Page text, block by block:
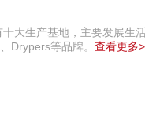
大生产基地，主要发展生活
Drypers等品牌。 查看更多